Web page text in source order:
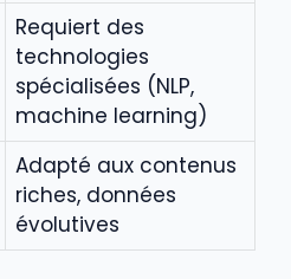
Requiert des
technologies
spécialisées (NLP,
machine learning)
Adapté aux contenus
riches, données
évolutives